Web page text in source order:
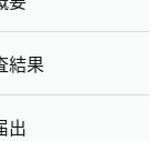
結果
出